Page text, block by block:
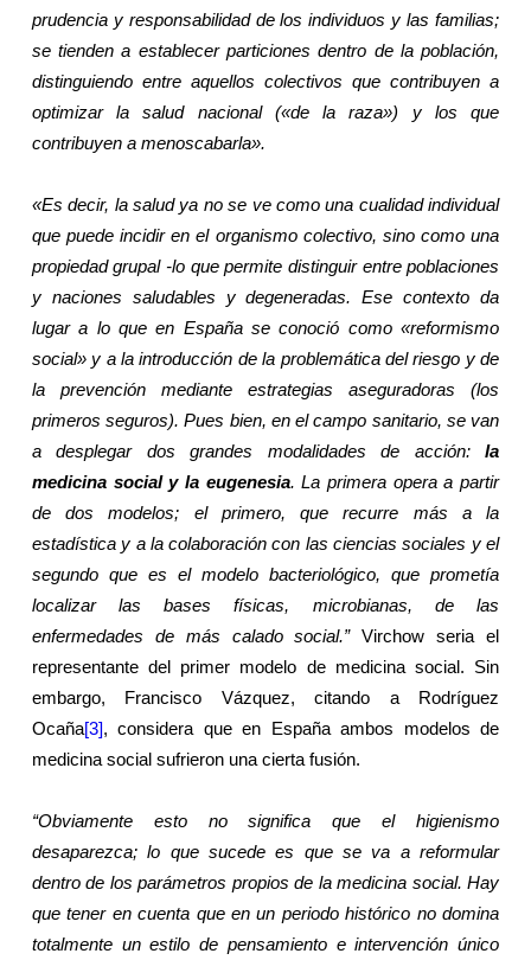
prudencia y responsabilidad de los individuos y las familias;
se tienden a establecer particiones dentro de la población,
distinguiendo entre aquellos colectivos que contribuyen a
optimizar la salud nacional («de la raza») y los que
contribuyen a menoscabarla».
«Es decir, la salud ya no se ve como una cualidad individual
que puede incidir en el organismo colectivo, sino como una
propiedad grupal -lo que permite distinguir entre poblaciones
y naciones saludables y degeneradas. Ese contexto da
lugar a lo que en España se conoció como «reformismo
social» y a la introducción de la problemática del riesgo y de
la prevención mediante estrategias aseguradoras (los
primeros seguros). Pues bien, en el campo sanitario, se van
a desplegar dos grandes modalidades de acción:la
medicina social y la eugenesia. La primera opera a partir
de dos modelos; el primero, que recurre más a la
estadística y a la colaboración con las ciencias sociales y el
segundo que es el modelo bacteriológico, que prometía
localizar las bases físicas, microbianas, de las
enfermedades de más calado social.”Virchow seria el
representante del primer modelo de medicina social. Sin
embargo, Francisco Vázquez, citando a Rodríguez
Ocaña[3], considera que en España ambos modelos de
medicina social sufrieron una cierta fusión.
“Obviamente esto no significa que el higienismo
desaparezca; lo que sucede es que se va a reformular
dentro de los parámetros propios de la medicina social. Hay
que tener en cuenta que en un periodo histórico no domina
totalmente un estilo de pensamiento e intervención único